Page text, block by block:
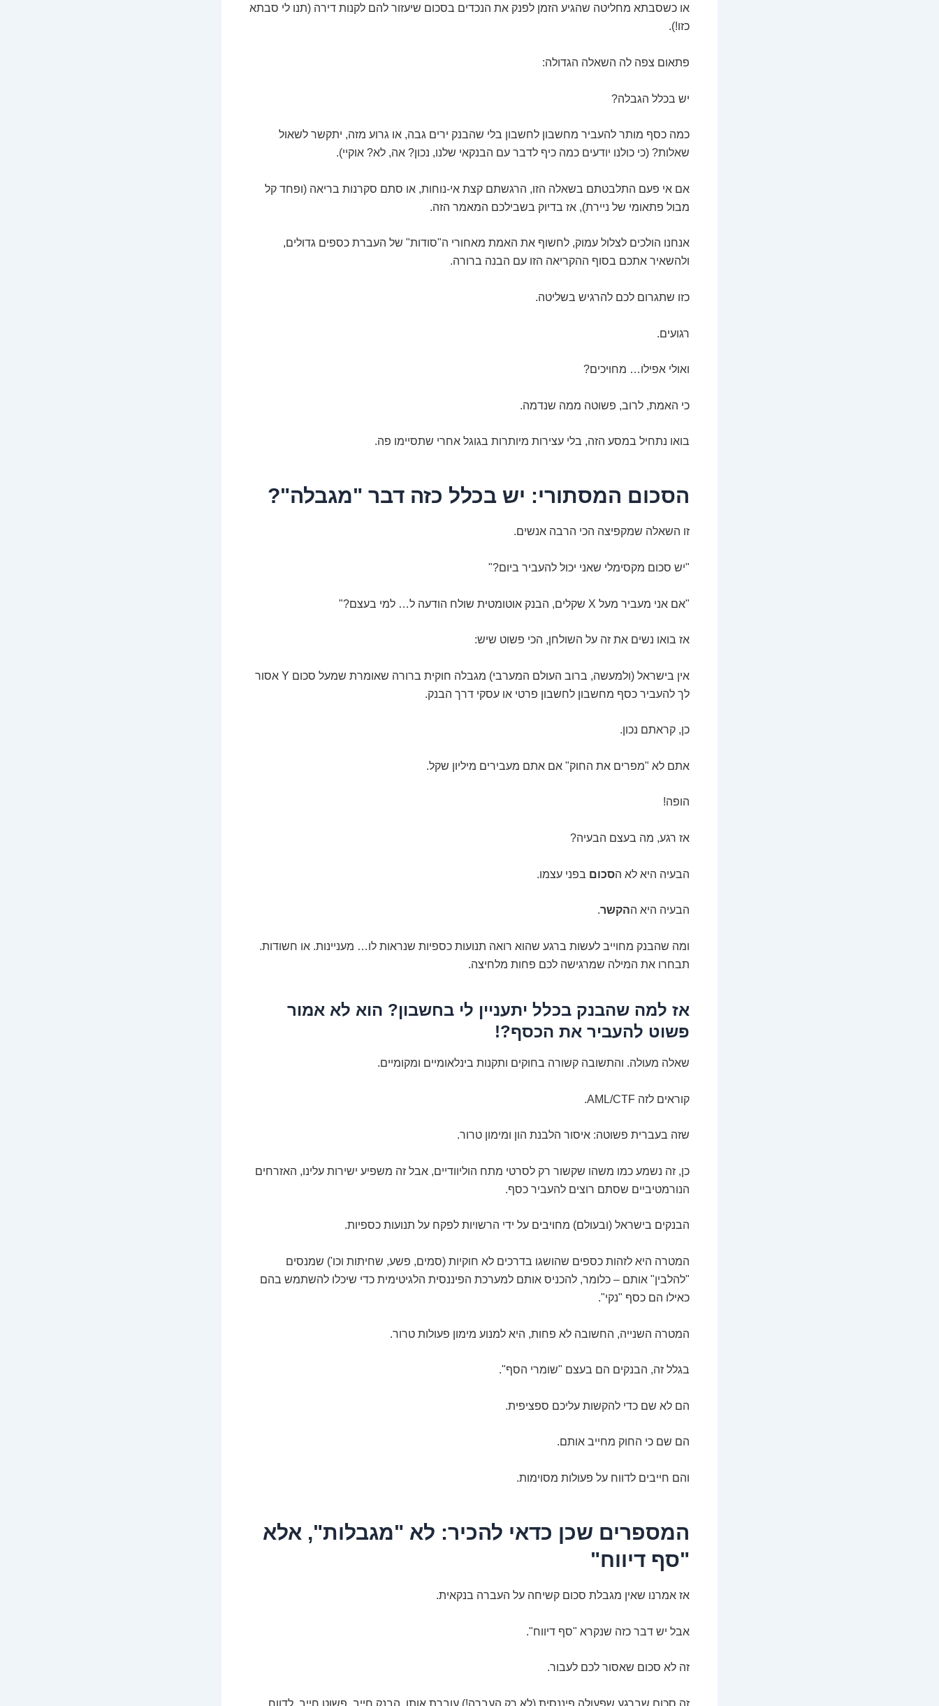
או כשסבתא מחליטה שהגיע הזמן לפנק את הנכדים בסכום שיעזור להם לקנות דירה (תנו לי סבתא
כזו!).
פתאום צפה לה השאלה הגדולה:
יש בכלל הגבלה?
כמה כסף מותר להעביר מחשבון לחשבון בלי שהבנק ירים גבה, או גרוע מזה, יתקשר לשאול
שאלות? (כי כולנו יודעים כמה כיף לדבר עם הבנקאי שלנו, נכון? אה, לא? אוקיי).
אם אי פעם התלבטתם בשאלה הזו, הרגשתם קצת אי-נוחות, או סתם סקרנות בריאה (ופחד קל
מבול פתאומי של ניירת), אז בדיוק בשבילכם המאמר הזה.
אנחנו הולכים לצלול עמוק, לחשוף את האמת מאחורי ה"סודות" של העברת כספים גדולים,
ולהשאיר אתכם בסוף ההקריאה הזו עם הבנה ברורה.
כזו שתגרום לכם להרגיש בשליטה.
רגועים.
ואולי אפילו… מחויכים?
כי האמת, לרוב, פשוטה ממה שנדמה.
בואו נתחיל במסע הזה, בלי עצירות מיותרות בגוגל אחרי שתסיימו פה.
הסכום המסתורי: יש בכלל כזה דבר "מגבלה"?
זו השאלה שמקפיצה הכי הרבה אנשים.
"יש סכום מקסימלי שאני יכול להעביר ביום?"
"אם אני מעביר מעל X שקלים, הבנק אוטומטית שולח הודעה ל… למי בעצם?"
אז בואו נשים את זה על השולחן, הכי פשוט שיש:
אין בישראל (ולמעשה, ברוב העולם המערבי) מגבלה חוקית ברורה שאומרת שמעל סכום Y אסור
לך להעביר כסף מחשבון לחשבון פרטי או עסקי דרך הבנק.
כן, קראתם נכון.
אתם לא "מפרים את החוק" אם אתם מעבירים מיליון שקל.
הופה!
אז רגע, מה בעצם הבעיה?
הבעיה היא לא הסכום בפני עצמו.
הבעיה היא ההקשר.
ומה שהבנק מחוייב לעשות ברגע שהוא רואה תנועות כספיות שנראות לו… מעניינות. או חשודות.
תבחרו את המילה שמרגישה לכם פחות מלחיצה.
אז למה שהבנק בכלל יתעניין לי בחשבון? הוא לא אמור
פשוט להעביר את הכסף?!
שאלה מעולה. והתשובה קשורה בחוקים ותקנות בינלאומיים ומקומיים.
קוראים לזה AML/CTF.
שזה בעברית פשוטה: איסור הלבנת הון ומימון טרור.
כן, זה נשמע כמו משהו שקשור רק לסרטי מתח הוליוודיים, אבל זה משפיע ישירות עלינו, האזרחים
הנורמטיביים שסתם רוצים להעביר כסף.
הבנקים בישראל (ובעולם) מחויבים על ידי הרשויות לפקח על תנועות כספיות.
המטרה היא לזהות כספים שהושגו בדרכים לא חוקיות (סמים, פשע, שחיתות וכו') שמנסים
"להלבין" אותם – כלומר, להכניס אותם למערכת הפיננסית הלגיטימית כדי שיכלו להשתמש בהם
כאילו הם כסף "נקי".
המטרה השנייה, החשובה לא פחות, היא למנוע מימון פעולות טרור.
בגלל זה, הבנקים הם בעצם "שומרי הסף".
הם לא שם כדי להקשות עליכם ספציפית.
הם שם כי החוק מחייב אותם.
והם חייבים לדווח על פעולות מסוימות.
המספרים שכן כדאי להכיר: לא "מגבלות", אלא
"סף דיווח"
אז אמרנו שאין מגבלת סכום קשיחה על העברה בנקאית.
אבל יש דבר כזה שנקרא "סף דיווח".
זה לא סכום שאסור לכם לעבור.
זה סכום שברגע שפעולה פיננסית (לא רק העברה!) עוברת אותו, הבנק חייב, פשוט חייב, לדווח